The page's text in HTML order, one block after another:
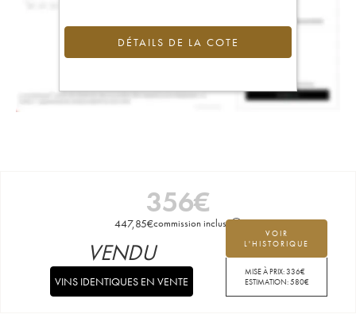
DÉTAILS DE LA COTE
356€
447,85€commission incluse
VOIR
L'HISTORIQUE
MISE À PRIX:336€
ESTIMATION:580€
VENDU
VINS IDENTIQUES EN VENTE